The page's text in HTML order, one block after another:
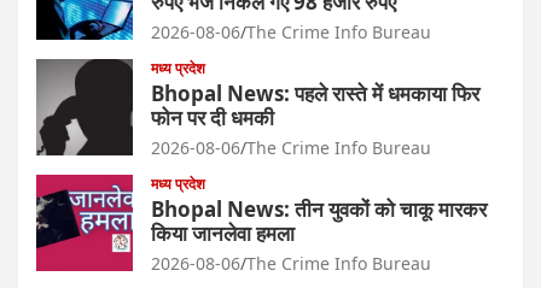
2026-08-06 The Crime Info Bureau
मध्य प्रदेश
Bhopal News: पहले रास्ते में धमकाया फिर
फोन पर दी धमकी
2026-08-06 The Crime Info Bureau
मध्य प्रदेश
Bhopal News: तीन युवकों को चाकू मारकर
किया जानलेवा हमला
2026-08-06 The Crime Info Bureau